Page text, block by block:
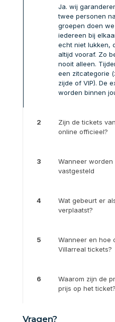
Ja. wij
twee personen
groepen doen
iedereen bij
echt niet lukken,
altijd vooraf. Zo
nooit alleen.
een zitcategorie
zijde of VIP). De
worden binnen
2
Zijn de tickets
online officieel?
3
Wanneer
vastgesteld
4
Wat gebeurt er
verplaatst?
5
Wanneer en hoe
Villarreal tickets?
6
Waarom zijn de
prijs op het ticket?
Vragen?